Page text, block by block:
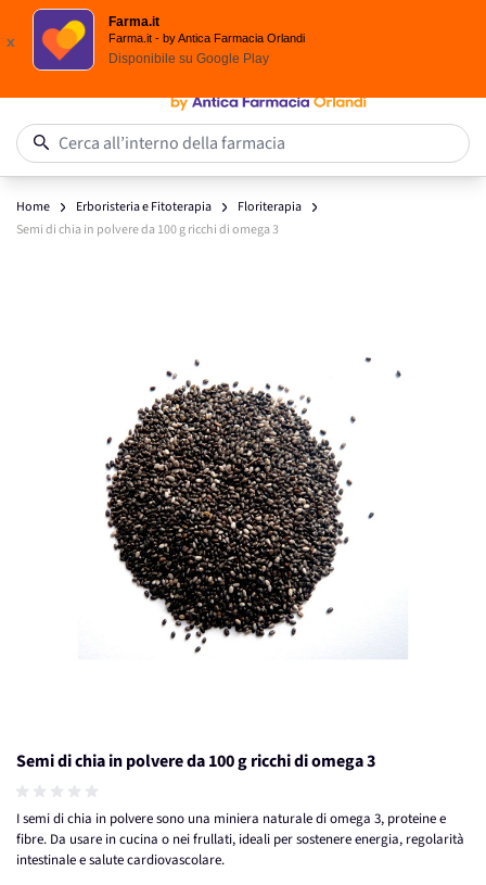
Spedizione
x
Farma.it
Farma.it - by Antica Farmacia Orlandi
Disponibile su Google Play
Salta al contenuto
Cerca all’interno della farmacia
Home Erboristeria e Fitoterapia
Floriterapia
Semi di chia in polvere da 100 g ricchi di omega 3
Semi di chia in polvere da 100 g ricchi di omega 3
I semi di chia in polvere sono una miniera naturale di omega 3, proteine e
fibre. Da usare in cucina o nei frullati, ideali per sostenere energia, regolarità
intestinale e salute cardiovascolare.